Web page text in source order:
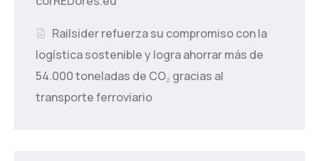
Railsider refuerza su compromiso con la
logística sostenible y logra ahorrar más de
54.000 toneladas de CO₂ gracias al
transporte ferroviario